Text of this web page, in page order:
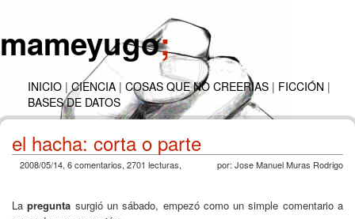
mameyugo;
INICIO | CIENCIA | COSAS QUE NO CREERIAS | FICCIÓN |
BASES DE DATOS
el hacha: corta o parte
2008/05/14, 6 comentarios, 2701 lecturas, por: Jose Manuel Muras Rodrigo
Lapregunta surgió un sábado, empezó como un simple comentario a